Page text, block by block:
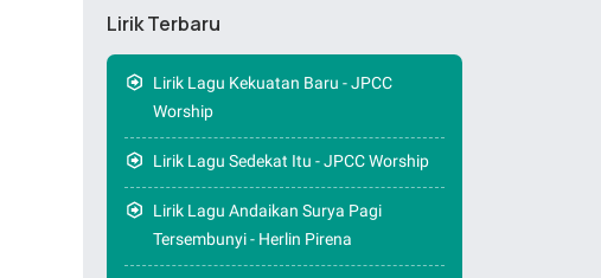
Lirik Terbaru
Lirik Lagu Kekuatan Baru - JPCC
Worship
Lirik Lagu Sedekat Itu - JPCC Worship
Lirik Lagu Andaikan Surya Pagi
Tersembunyi - Herlin Pirena